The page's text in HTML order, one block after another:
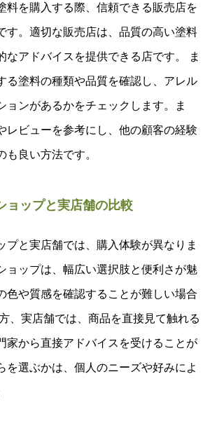
料を購入する際、信頼できる販売店を
す。適切な販売店は、品質の高い塗料
なアドバイスを提供できる店です。 ま
る塗料の種類や品質を確認し、アレル
ョンがあるかをチェックします。ま
レビューを参考にし、他の顧客の経験
も良い方法です。
ョップと実店舗の比較
プと実店舗では、購入体験が異なりま
ョップは、幅広い選択肢と便利さが魅
色や質感を確認することが難しい場合
、実店舗では、商品を直接見て触れる
家から直接アドバイスを受けることが
を選ぶかは、個人のニーズや好みによ